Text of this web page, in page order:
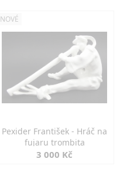
NOVÉ
Pexider František - Hráč na
fujaru trombita
3 000 Kč